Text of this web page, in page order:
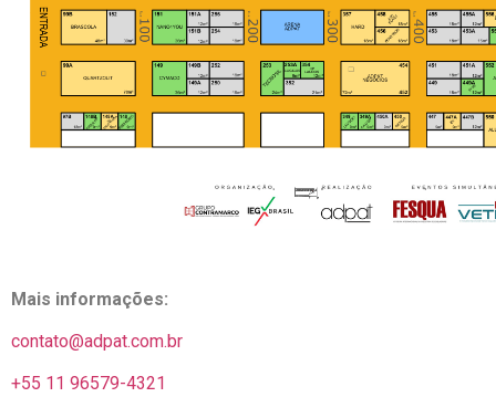
Mais informações:
contato@adpat.com.br
+55 11 96579-4321